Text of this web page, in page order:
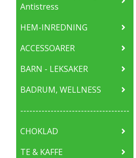
Antistress
HEM-INREDNING
ACCESSOARER
BARN - LEKSAKER
BADRUM, WELLNESS
------------------------------------
CHOKLAD
TE & KAFFE